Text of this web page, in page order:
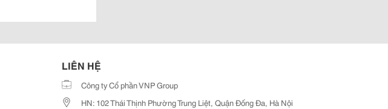
LIÊN HỆ
Công ty Cổ phần VNP Group
HN: 102 Thái Thịnh Phường Trung Liệt, Quận Đống Đa, Hà Nội